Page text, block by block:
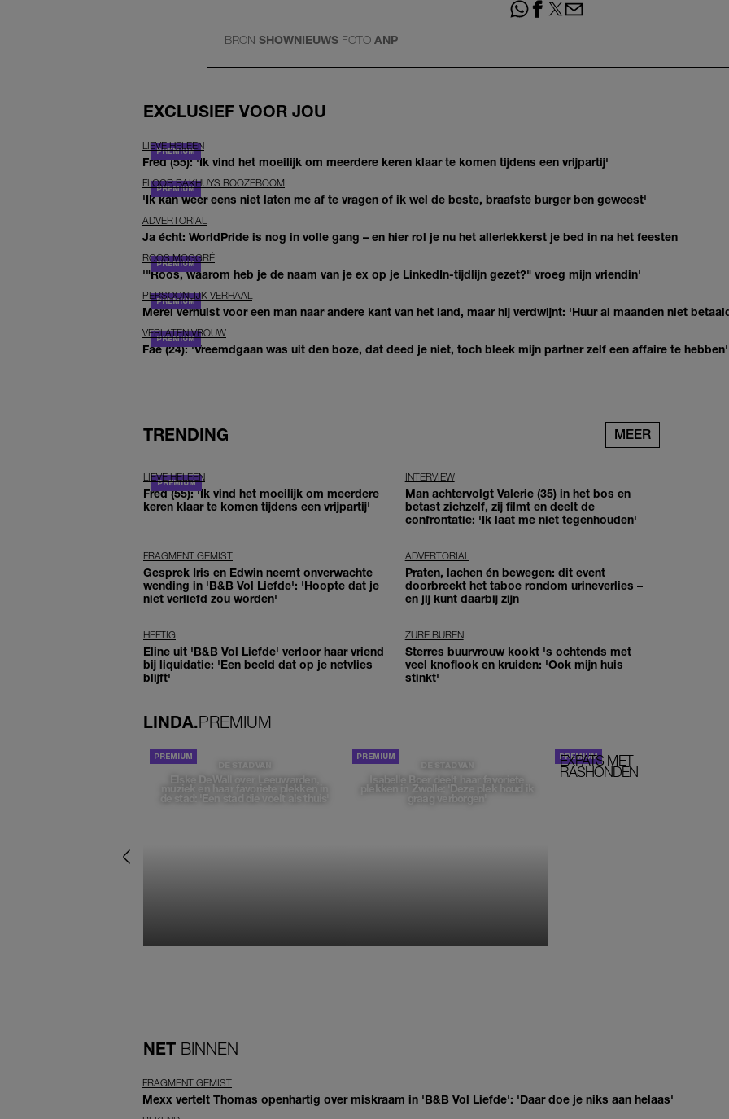
BRON SHOWNIEUWS FOTO ANP
EXCLUSIEF VOOR JOU
LIEVE HELEEN
Fred (55): 'Ik vind het moeilijk om meerdere keren klaar te komen tijdens een vrijpartij'
FLOOR BAKHUYS ROOZEBOOM
'Ik kan weer eens niet laten me af te vragen of ik wel de beste, braafste burger ben geweest'
ADVERTORIAL
Ja écht: WorldPride is nog in volle gang – en hier rol je nu het allerlekkerst je bed in na het feesten
ROOS MOGGRÉ
'"Roos, waarom heb je de naam van je ex op je LinkedIn-tijdlijn gezet?" vroeg mijn vriendin'
PERSOONLIJK VERHAAL
Merel verhuist voor een man naar andere kant van het land, maar hij verdwijnt: 'Huur al maanden niet
VERLATEN VROUW
Fae (24): 'Vreemdgaan was uit den boze, dat deed je niet, toch bleek mijn partner zelf een affaire te hebben'
TRENDING MEER
LIEVE HELEEN
Fred (55): 'Ik vind het moeilijk om meerdere
keren klaar te komen tijdens een vrijpartij'
INTERVIEW
Man achtervolgt Valerie (35) in het bos en
betast zichzelf, zij filmt en deelt de
confrontatie: 'Ik laat me niet tegenhouden'
FRAGMENT GEMIST
Gesprek Iris en Edwin neemt onverwachte
wending in 'B&B Vol Liefde': 'Hoopte dat je
niet verliefd zou worden'
ADVERTORIAL
Praten, lachen én bewegen: dit event
doorbreekt het taboe rondom urineverlies –
en jij kunt daarbij zijn
HEFTIG
Eline uit 'B&B Vol Liefde' verloor haar vriend
bij liquidatie: 'Een beeld dat op je netvlies
blijft'
ZURE BUREN
Sterres buurvrouw kookt 's ochtends met
veel knoflook en kruiden: 'Ook mijn huis
stinkt'
LINDA.PREMIUM
DE STAD VAN
Elske DeWall over Leeuwarden,
muziek en haar favoriete plekken in
de stad: 'Een stad die voelt als thuis'
DE STAD VAN
Isabelle Boer deelt haar favoriete
plekken in Zwolle: 'Deze plek houd ik
graag verborgen'
EXPATS MET
RASHONDEN
NET BINNEN
FRAGMENT GEMIST
Mexx vertelt Thomas openhartig over miskraam in 'B&B Vol Liefde': 'Daar doe je niks aan helaas'